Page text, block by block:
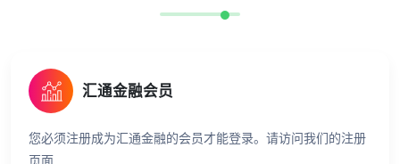
汇通金融会员
您必须注册成为汇通金融的会员才能登录。请访问我们的注册
页面